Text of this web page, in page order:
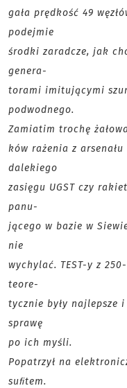
gała prędkość 49
podejmie
środki zaradcze, jak
genera-
torami imitującymi
podwodnego.
Zamiatim trochę
ków rażenia z
dalekiego
zasięgu UGST czy
panu-
jącego w bazie w
nie
wychylać. TEST-y z
teore-
tycznie były najlepsze
sprawę
po ich myśli.
Popatrzył na
suﬁtem.